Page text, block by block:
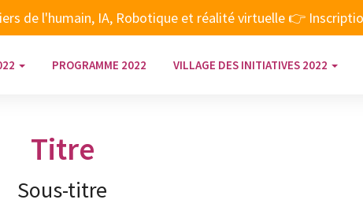
de l'humain, IA, Robotique et réalité virtuelle 👉
PROGRAMME 2022 VILLAGE DES INITIATIVES 2022
Titre
Sous-titre